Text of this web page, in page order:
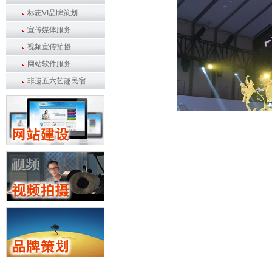
标志VI品牌策划
宣传媒体服务
视频宣传拍摄
网站软件服务
非遗五六艺趣民宿